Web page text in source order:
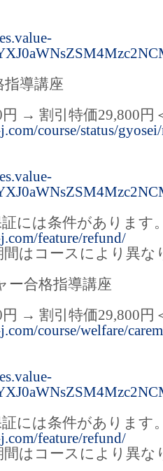
指導講座
→ 割引特価29,800円
course/status/
には条件があります
feature/refund/
はコースにより異な
ー合格指導講座
→ 割引特価29,800円
course/welfare/
には条件があります
feature/refund/
はコースにより異な